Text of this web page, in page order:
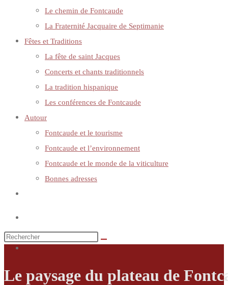
Le chemin de Fontcaude
La Fraternité Jacquaire de Septimanie
Fêtes et Traditions
La fête de saint Jacques
Concerts et chants traditionnels
La tradition hispanique
Les conférences de Fontcaude
Autour
Fontcaude et le tourisme
Fontcaude et l’environnement
Fontcaude et le monde de la viticulture
Bonnes adresses
Le paysage du plateau de